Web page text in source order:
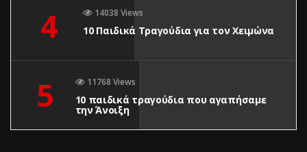
4 14038 Views
10 Παιδικά Τραγούδια για τον Χειμώνα
5 11768 Views
10 παιδικά τραγούδια που αγαπήσαμε
την Άνοιξη